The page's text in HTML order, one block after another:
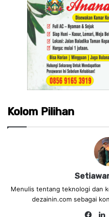
Kolom Pilihan
Menulis tentang teknologi dan
dezainin.com sebagai
Fa